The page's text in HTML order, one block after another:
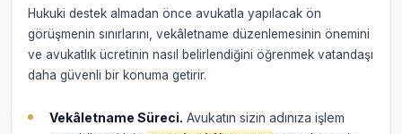
Hukuki destek almadan önce avukatla yapılacak ön
görüşmenin sınırlarını, vekâletname düzenlemesinin önemini
ve avukatlık ücretinin nasıl belirlendiğini öğrenmek vatandaşı
daha güvenli bir konuma getirir.
Vekâletname Süreci. Avukatın sizin adınıza işlem